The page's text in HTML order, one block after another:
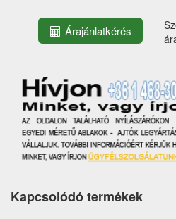
Árajánlatkérés
Kapcsolódó termékek